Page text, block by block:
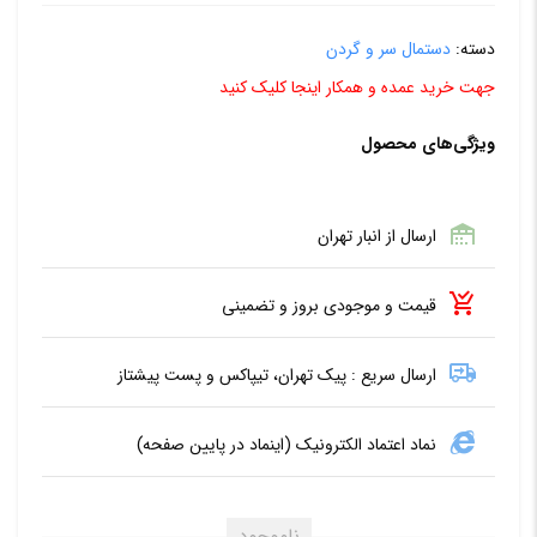
دسته: دستمال سر و گردن
جهت خرید عمده و همکار اینجا کلیک کنید
ویژگی‌های محصول
ارسال از انبار تهران
قیمت و موجودی بروز و تضمینی
ارسال سریع : پیک تهران، تیپاکس و پست پیشتاز
نماد اعتماد الکترونیک (اینماد در پایین صفحه)